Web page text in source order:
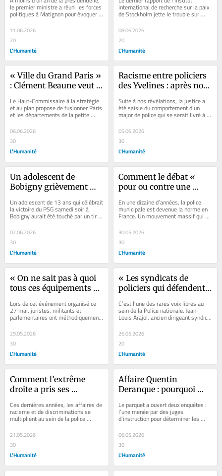
menaces lourdes » des
ingérences numériques
prochaine élection
le premier ministre a réuni les forces
politiques à Matignon pour évoquer
les ingérences étrangères et...
11.06.2026
20
L'Humanité
nucléaire de 80 ogives ?
international de recherche sur la paix
de Stockholm jette le trouble sur
l’étendue de la dissuasion nucléaire...
08.06.2026
20
L'Humanité
« Ville du Grand Paris »
: Clément Beaune veut
couronne et supprimer
le 92, 93 et 94
Le Haut-Commissaire à la stratégie
et au plan propose de fusionner Paris
et les départements de la petite
couronne en une « Ville du Grand...
06.06.2026
30
L'Humanité
Racisme entre policiers
des Yvelines : après nos
préliminaire ouverte
Suite à nos révélations, la justice a
été saisie du comportement d’un
major de police qui se serait livré à
plusieurs reprises à des...
05.06.2026
30
L'Humanité
Un adolescent de
Bobigny grièvement
victoire du PSG, l’IGPN
saisie d’une enquête
Un adolescent de 13 ans qui célébrait
la victoire du PSG samedi soir à
Bobigny aurait été touché par un tir
de LBD d'un policier...
02.06.2026
30
L'Humanité
Comment le débat «
pour ou contre une
été remplacé par « pour
ou contre son
En une dizaine d’années, la police
municipale est devenue la norme en
France. Un mouvement massif qui
illustre l’hégémonie culturelle de la...
30.05.2026
30
L'Humanité
« On ne sait pas à quoi
tous ces équipements
à l’Assemblée nationale
étrille les ventes
Israël
Lors de cet événement organisé ce
27 mai, juristes, militants et
parlementaires ont méthodiquement
démonté la ligne de défense du
premier...
29.05.2026
30
L'Humanité
« Les syndicats de
policiers qui défendent
républicaines sont
ultra-minoritaires » :
responsable syndical,
fondateur de Police
République et
Citoyenneté
C’est l’une des rares voix libres au
sein de la Police nationale. Jean-
Louis Arajol, ancien dirigeant syndical
et major à la retraite,...
26.05.2026
20
L'Humanité
Comment l’extrême
droite a pris ses
Ces dernières années, les affaires de
racisme et de discriminations se
multiplient au sein de la police
nationale. Signe du poids de plus en
plus...
21.05.2026
30
L'Humanité
Affaire Quentin
Deranque : pourquoi
enquêtes par le parquet
de Lyon est dénoncée
militants antifascistes
Le parquet a ouvert deux enquêtes :
l’une menée par des juges
d’instruction pour déterminer les
responsabilités dans la mort du
jeune...
06.05.2026
30
L'Humanité